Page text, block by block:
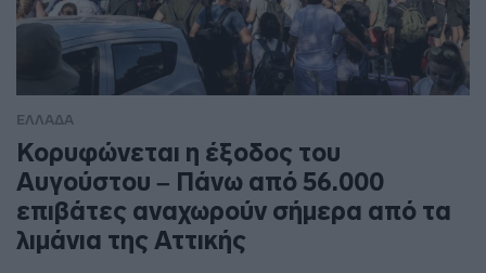
ΕΛΛΑΔΑ
Κορυφώνεται η έξοδος του
Αυγούστου – Πάνω από 56.000
επιβάτες αναχωρούν σήμερα από τα
λιμάνια της Αττικής